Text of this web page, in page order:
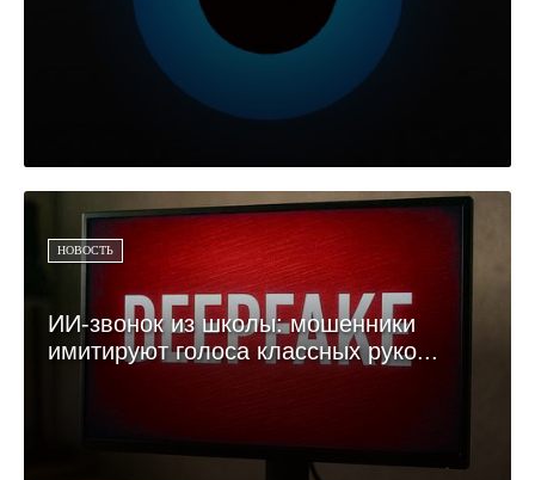
НОВОСТЬ
ИИ-звонок из школы: мошенники
имитируют голоса классных руко...